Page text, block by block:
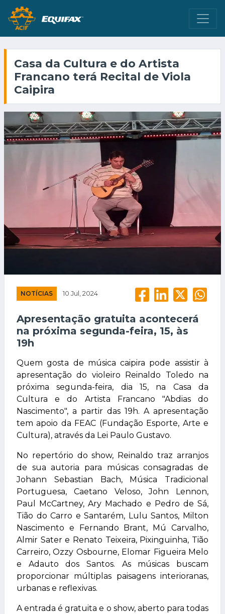
Casa da Cultura e do Artista
Francano terá Recital de Viola
Caipira
NOTÍCIAS 10 Jul, 2024
Apresentação gratuita acontecerá
na próxima segunda-feira, 15, às
19h
Quem gosta de música caipira pode assistir à
apresentação do violeiro Reinaldo Toledo na
próxima segunda-feira, dia 15, na Casa da
Cultura e do Artista Francano "Abdias do
Nascimento", a partir das 19h. A apresentação
tem apoio da FEAC (Fundação Esporte, Arte e
Cultura), através da Lei Paulo Gustavo.
No repertório do show, Reinaldo traz arranjos
de sua autoria para músicas consagradas de
Johann Sebastian Bach, Música Tradicional
Portuguesa, Caetano Veloso, John Lennon,
Paul McCartney, Ary Machado e Pedro de Sá,
Tião do Carro e Santarém, Lulu Santos, Milton
Nascimento e Fernando Brant, Mú Carvalho,
Almir Sater e Renato Teixeira, Pixinguinha, Tião
Carreiro, Ozzy Osbourne, Elomar Figueira Melo
e Adauto dos Santos. As músicas buscam
proporcionar múltiplas paisagens interioranas,
urbanas e reflexivas.
A entrada é gratuita e o show, aberto para todas